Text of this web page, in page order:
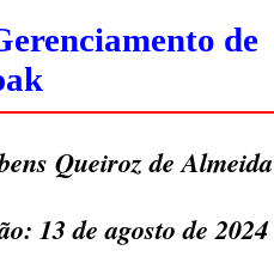
de
Queiroz de Almeida
13 de agosto de 2024